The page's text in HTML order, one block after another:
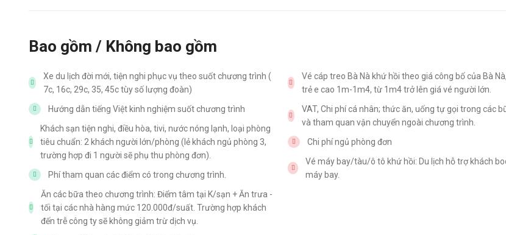
Bao gồm / Không bao gồm
Xe du lịch đời mới, tiện nghi phục vụ theo suốt chương trình (
7c, 16c, 29c, 35, 45c tùy số lượng đoàn)
Hướng dẫn tiếng Việt kinh nghiệm suốt chương trình
Khách sạn tiện nghi, điều hòa, tivi, nước nóng lạnh, loại phòng
tiêu chuẩn: 2 khách người lớn/phòng (lẻ khách ngủ phòng 3,
trường hợp đi 1 người sẽ phụ thu phòng đơn).
Phí tham quan các điểm có trong chương trình.
Ăn các bữa theo chương trình: Điểm tâm tại K/sạn + Ăn trưa -
tối tại các nhà hàng mức 120.000đ/suất. Trường hợp khách
đến trễ công ty sẽ không giảm trừ dịch vụ.
Vé cáp treo Bà Nà khứ hồi theo giá công bố của Bà
trẻ e cao 1m-1m4, từ 1m4 trở lên giá vé người lớn.
VAT, Chi phí cá nhân; thức ăn, uống tự gọi trong các
và tham quan vận chuyển ngoài chương trình.
Chi phí ngủ phòng đơn
Vé máy bay/tàu/ô tô khứ hồi: Du lịch hỗ trợ khách
máy bay.